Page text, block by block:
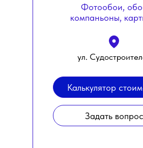
Задать вопрос
Калькулятор
ул.
Фотообои,
компаньоны,